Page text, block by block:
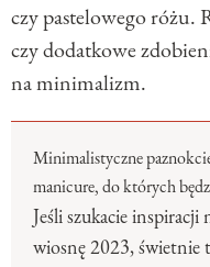
czy pastelowego różu.
czy dodatkowe
na minimalizm.
Minimalistyczne
manicure, do których
Jeśli szukacie
wiosnę 2023, świetnie